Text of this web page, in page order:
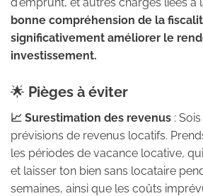
d'emprunt, et autres charges liées à
bonne compréhension de la
significativement améliorer le
investissement.
🌟 Pièges à éviter
📈 Surestimation des revenus :
prévisions de revenus locatifs.
les périodes de vacance locative,
et laisser ton bien sans locataire
semaines, ainsi que les coûts